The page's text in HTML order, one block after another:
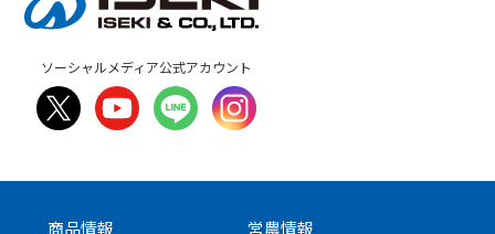
ソーシャルメディア公式アカウント
商品情報 営農情報